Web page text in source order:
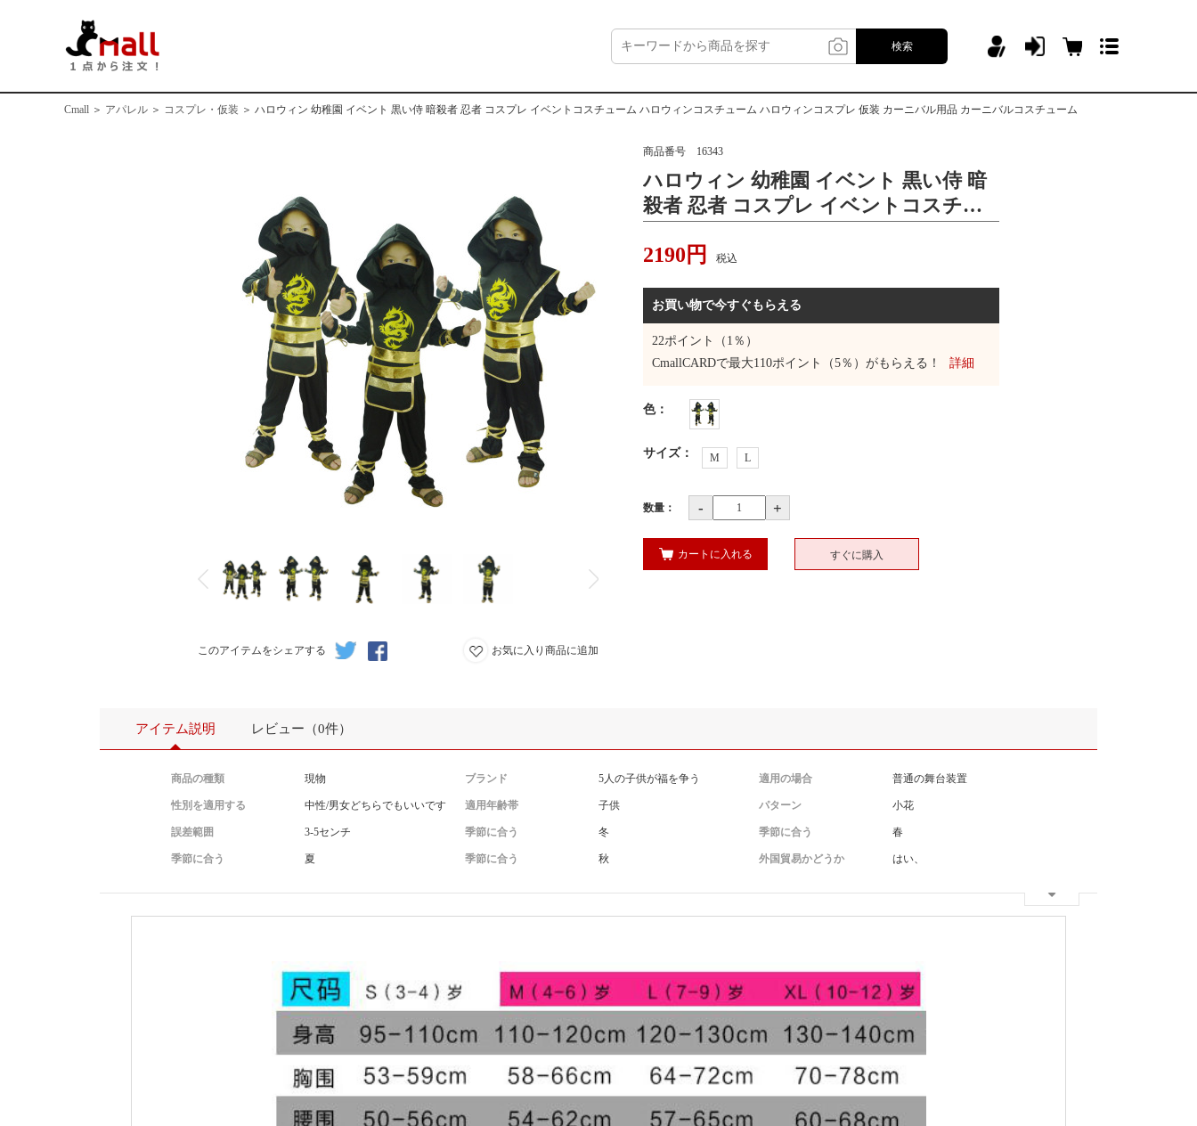
検索
Cmall ＞ アパレル ＞ コスプレ・仮装 ＞ ハロウィン 幼稚園 イベント 黒い侍 暗殺者 忍者 コスプレ イベントコスチューム ハロウィンコスチューム ハロウィンコスプレ 仮装 カーニバル用品 カーニバルコスチューム
このアイテムをシェアする お気に入り商品に追加
商品番号 16343
ハロウィン 幼稚園 イベント 黒い侍 暗
殺者 忍者 コスプレ イベントコスチュ
ィンコスプレ 仮装 カーニバル用品 カ
2190 円 税込
お買い物で今すぐもらえる
22ポイント（1％）
CmallCARDで最大110ポイント（5％）がもらえる！ 詳細
色：
サイズ： M L
数量： - +
カートに入れる すぐに購入
アイテム説明 レビュー（0件）
商品の種類 現物 ブランド 5人の子供が福を争う 適用の場合 普通の舞台装置
性別を適用する 中性/男女どちらでもいいです 適用年齢帯 子供 パターン 小花
誤差範囲 3-5センチ 季節に合う 冬 季節に合う 春
季節に合う 夏 季節に合う 秋 外国貿易かどうか はい、